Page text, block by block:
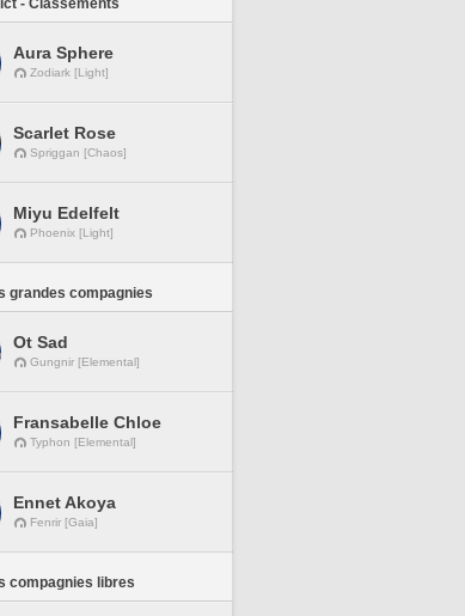
- Classements
Aura Sphere
Zodiark [Light]
Scarlet Rose
Spriggan [Chaos]
Miyu Edelfelt
Phoenix [Light]
grandes compagnies
Ot Sad
Gungnir [Elemental]
Fransabelle Chloe
Typhon [Elemental]
Ennet Akoya
Fenrir [Gaia]
compagnies libres